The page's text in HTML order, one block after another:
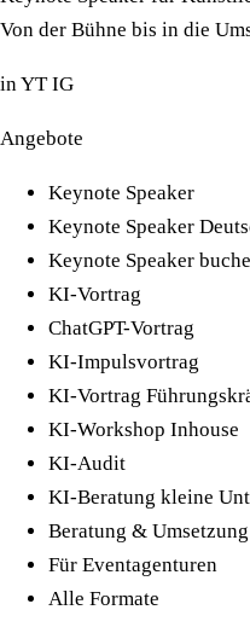
Von der Bühne bis in die
inYT IG
Angebote
Keynote Speaker
Keynote Speaker
Keynote Speaker
KI-Vortrag
ChatGPT-Vortrag
KI-Impulsvortrag
KI-Vortrag
KI-Workshop Inhouse
KI-Audit
KI-Beratung kleine
Beratung & Umsetzung
Für Eventagenturen
Alle Formate